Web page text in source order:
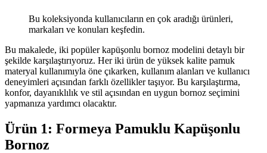
Bu koleksiyonda kullanıcıların en çok aradığı ürünleri,
markaları ve konuları keşfedin.
Bu makalede, iki popüler kapüşonlu bornoz modelini detaylı bir
şekilde karşılaştırıyoruz. Her iki ürün de yüksek kalite pamuk
materyal kullanımıyla öne çıkarken, kullanım alanları ve kullanıcı
deneyimleri açısından farklı özellikler taşıyor. Bu karşılaştırma,
konfor, dayanıklılık ve stil açısından en uygun bornoz seçimini
yapmanıza yardımcı olacaktır.
Ürün 1: Formeya Pamuklu Kapüşonlu
Bornoz